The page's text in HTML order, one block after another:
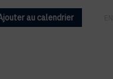
au calendrier